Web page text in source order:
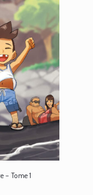
– Tome 1